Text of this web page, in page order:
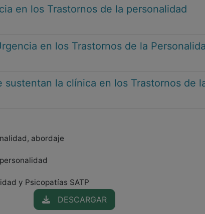
en los Trastornos de la personalidad
en los Trastornos de la
la clínica en los Trastornos de
abordaje
y Psicopatías SATP
DESCARGAR